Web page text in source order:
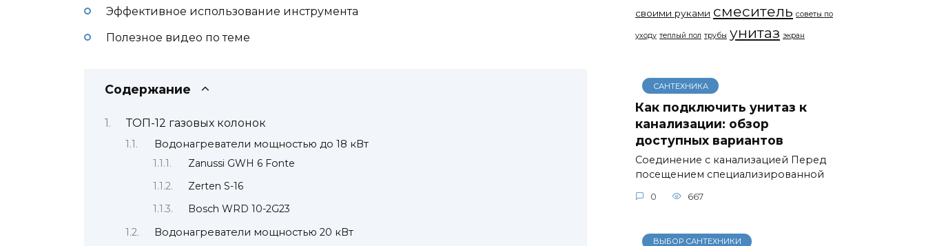
Эффективное использование инструмента
Полезное видео по теме
Содержание
ТОП-12 газовых колонок
Водонагреватели мощностью до 18 кВт
Zanussi GWH 6 Fonte
Zerten S-16
Bosch WRD 10-2G23
Водонагреватели мощностью 20 кВт
своими руками смеситель советы по
уходу теплый пол трубы унитаз экран
САНТЕХНИКА
Как подключить унитаз к
канализации: обзор
доступных вариантов
Соединение с канализацией Перед
посещением специализированной
0 667
ВЫБОР САНТЕХНИКИ